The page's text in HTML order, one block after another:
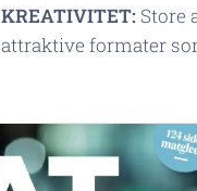
KREATIVITET: Store
attraktive formater